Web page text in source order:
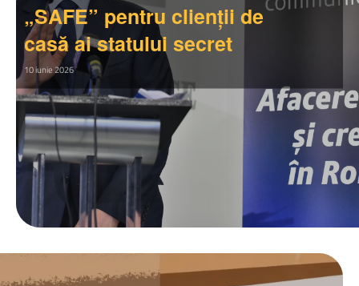
„SAFE” pentru clienții de
casă ai statului secret
10 iunie 2026